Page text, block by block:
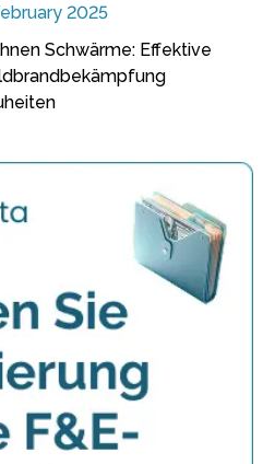
2025
Schwärme: Effektive